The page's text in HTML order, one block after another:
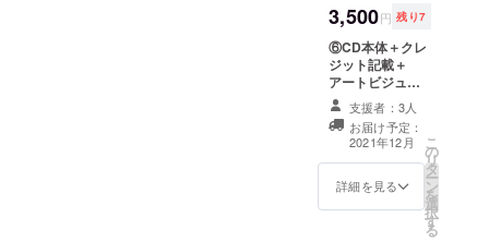
お名前をご記入
ください。
3,500円 残り7
⑥CD本体＋クレ
ジット記載＋
アートビジュア
ルステッカー2枚
＋お礼動画 基本
セットの全部盛
りはこちら。 ※
支援時、必ず備
考欄にご希望の
支援者：3人
お届け予定：
2021年12月
詳細を見る
こ
の
リ
タ
ー
ン
を
選
択
す
る